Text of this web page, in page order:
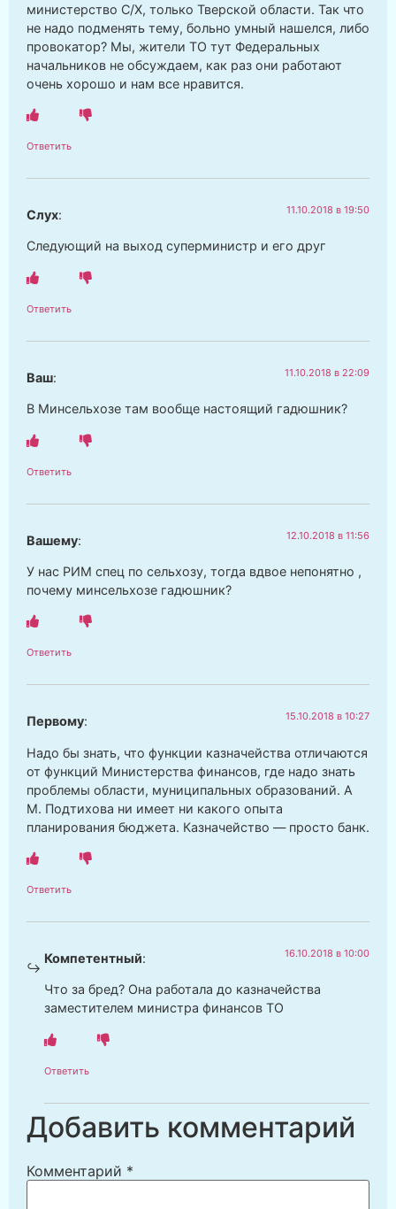
министерство С/Х, только Тверской области. Так что
не надо подменять тему, больно умный нашелся, либо
провокатор? Мы, жители ТО тут Федеральных
начальников не обсуждаем, как раз они работают
очень хорошо и нам все нравится.
Ответить
Слух: 11.10.2018 в 19:50
Следующий на выход суперминистр и его друг
Ответить
Ваш: 11.10.2018 в 22:09
В Минсельхозе там вообще настоящий гадюшник?
Ответить
Вашему: 12.10.2018 в 11:56
У нас РИМ спец по сельхозу, тогда вдвое непонятно ,
почему минсельхозе гадюшник?
Ответить
Первому: 15.10.2018 в 10:27
Надо бы знать, что функции казначейства отличаются
от функций Министерства финансов, где надо знать
проблемы области, муниципальных образований. А
М. Подтихова ни имеет ни какого опыта
планирования бюджета. Казначейство — просто банк.
Ответить
Компетентный: 16.10.2018 в 10:00
Что за бред? Она работала до казначейства
заместителем министра финансов ТО
Ответить
Добавить комментарий
Комментарий *